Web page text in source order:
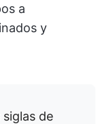
a
y
siglas de